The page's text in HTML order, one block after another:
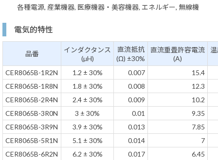
各種電源, 産業機器, 医療機器・美容機器, エネルギー, 無線機
電気的特性
品番
インダクタンス
(µH)
直流抵抗
(Ω) ±30%
直流重畳許容電流
(A)
CER8065B-1R2N 1.2 ± 30% 0.007
15.4
CER8065B-1R8N
1.8 ± 30% 0.008
12.3
CER8065B-2R4N
2.4 ± 30% 0.009
10.2
CER8065B-3R0N
3 ± 30% 0.01
9.35
CER8065B-3R9N
3.9 ± 30% 0.013
7.85
CER8065B-5R1N
5.1 ± 30% 0.014
7
CER8065B-6R2N
6.2 ± 30% 0.017 6.45